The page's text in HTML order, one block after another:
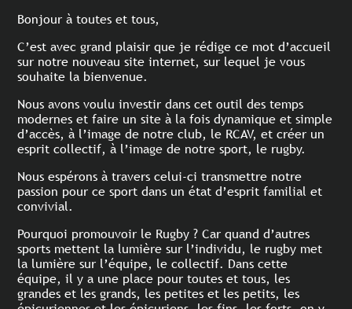
Bonjour à toutes et tous,
C’est avec grand plaisir que je rédige ce mot d’accueil
sur notre nouveau site internet, sur lequel je vous
souhaite la bienvenue.
​Nous avons voulu investir dans cet outil des temps
modernes et faire un site à la fois dynamique et simple
d’accès, à l’image de notre club, le RCAV, et créer un
esprit collectif, à l’image de notre sport, le rugby.
Nous espérons à travers celui-ci transmettre notre
passion pour ce sport dans un état d’esprit familial et
convivial.
​Pourquoi promouvoir le Rugby ? Car quand d’autres
sports mettent la lumière sur l’individu, le rugby met
la lumière sur l’équipe, le collectif. Dans cette
équipe, il y a une place pour toutes et tous, les
grandes et les grands, les petites et les petits, les